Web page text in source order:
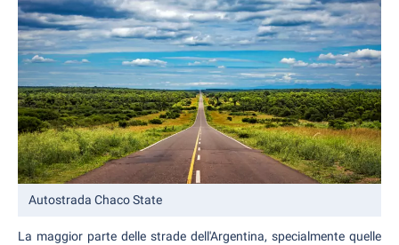
Autostrada Chaco State
La maggior parte delle strade dell'Argentina, specialmente quelle